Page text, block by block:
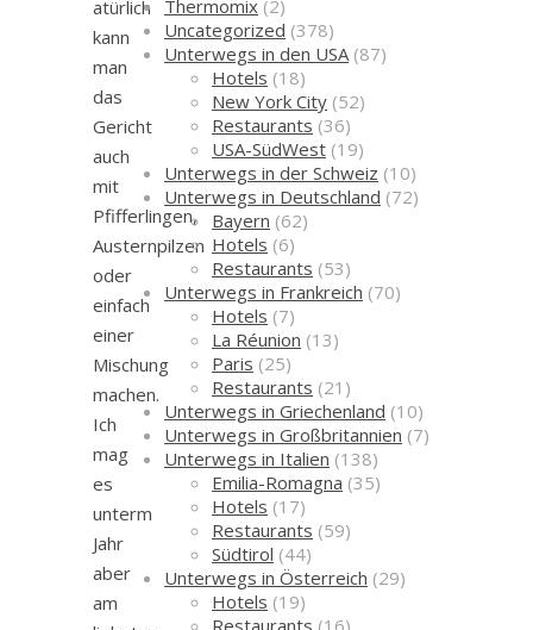
atürlich
kann
man
das
Gericht
auch
mit
Pfifferlingen,
Austernpilzen
oder
einfach
einer
Mischung
machen.
Ich
mag
es
unterm
Jahr
aber
am
Thermomix (2)
Uncategorized (378)
Unterwegs in den USA(87)
Hotels (18)
New York City (52)
Restaurants (36)
USA-SüdWest (19)
Unterwegs in der Schweiz (10)
Unterwegs in Deutschland (72)
Bayern (62)
Hotels (6)
Restaurants (53)
Unterwegs in Frankreich (70)
Hotels (7)
La Réunion (13)
Paris (25)
Restaurants (21)
Unterwegs in Griechenland (10)
Unterwegs in Großbritannien (7)
Unterwegs in Italien (138)
Emilia-Romagna (35)
Hotels (17)
Restaurants (59)
Südtirol (44)
Unterwegs in Österreich (29)
Hotels (19)